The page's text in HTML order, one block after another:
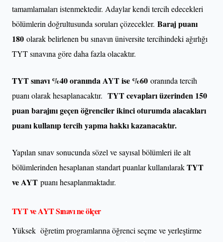
tamamlamaları istenmektedir. Adaylar kendi tercih edecekleri
bölümlerin doğrultusunda soruları çözecekler. Baraj puanı
180 olarak belirlenen bu sınavın üniversite tercihindeki ağırlığı
TYT sınavına göre daha fazla olacaktır.
TYT sınavı %40 oranında AYT ise %60 oranında tercih
puanı olarak hesaplanacaktır. TYT cevapları üzerinden 150
puan barajını geçen öğrenciler ikinci oturumda alacakları
puanı kullanıp tercih yapma hakkı kazanacaktır.
Yapılan sınav sonucunda sözel ve sayısal bölümleri ile alt
bölümlerinden hesaplanan standart puanlar kullanılarakTYT
ve AYT puanı hesaplanmaktadır.
TYT ve AYT Sınavı ne ölçer
Yüksek öğretim programlarına öğrenci seçme ve yerleştirme